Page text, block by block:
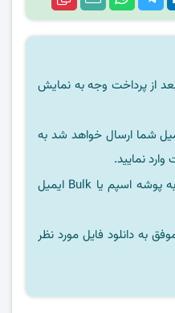
بعد از پرداخت وجه به نمایش
شما ارسال خواهد شد به
نمایید.
ممکن است ایمیل ارسالی به پوشه اسپم یا Bulk ایمیل
به دانلود فایل مورد نظر